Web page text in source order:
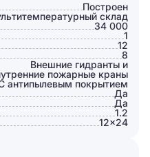
Построен
склад
34 000
1
12
8
Внешние гидранты и
пожарные краны
антипылевым покрытием
Да
Да
1.2
12×24